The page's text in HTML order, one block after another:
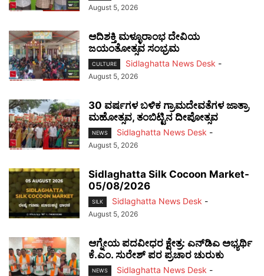
August 5, 2026
ಆದಿಶಕ್ತಿ ಮಳ್ಳೂರಾಂಭ ದೇವಿಯ
ಜಯಂತೋತ್ಸವ ಸಂಭ್ರಮ
CULTURE Sidlaghatta News Desk -
August 5, 2026
30 ವರ್ಷಗಳ ಬಳಿಕ ಗ್ರಾಮದೇವತೆಗಳ ಜಾತ್ರಾ
ಮಹೋತ್ಸವ, ತಂಬಿಟ್ಟಿನ ದೀಪೋತ್ಸವ
NEWS Sidlaghatta News Desk -
August 5, 2026
Sidlaghatta Silk Cocoon Market-
05/08/2026
SILK Sidlaghatta News Desk -
August 5, 2026
ಆಗ್ನೇಯ ಪದವೀಧರ ಕ್ಷೇತ್ರ: ಎನ್‌ಡಿಎ ಅಭ್ಯರ್ಥಿ
ಕೆ.ಎಂ. ಸುರೇಶ್ ಪರ ಪ್ರಚಾರ ಚುರುಕು
NEWS Sidlaghatta News Desk -